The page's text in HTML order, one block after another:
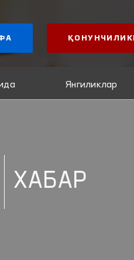
Янгиликлар
ХАБАР